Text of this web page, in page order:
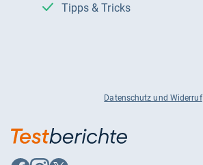
Tipps & Tricks
Datenschutz und Widerruf